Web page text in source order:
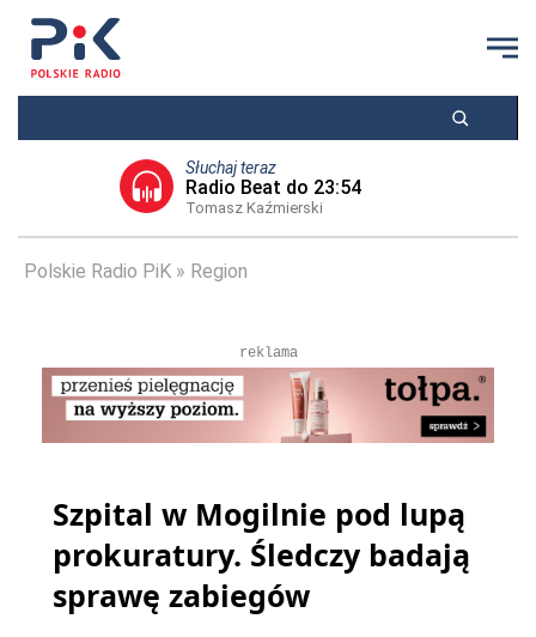
Słuchaj teraz
Radio Beat do 23:54
Tomasz Kaźmierski
Polskie Radio PiK Region
reklama
Szpital w Mogilnie pod lupą
prokuratury. Śledczy badają
sprawę zabiegów